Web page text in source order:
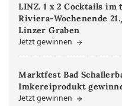
LINZ. 1 x 2 Cocktails im
Riviera-Wochenende
Linzer Graben
Jetzt gewinnen
Marktfest Bad
Imkereiprodukt
Jetzt gewinnen